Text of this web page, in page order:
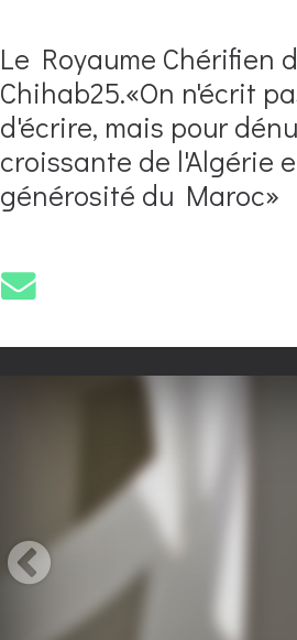
Le Royaume Chérifien
Chihab25.«On n'écrit
d'écrire, mais pour
croissante de l'Algérie
générosité du Maroc»